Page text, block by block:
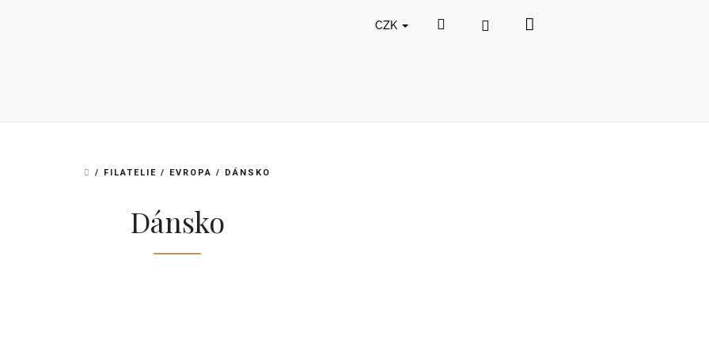
CZK Hledat Přihlášení
DOMŮ
/ FILATELIE / EVROPA / DÁNSKO
Dánsko